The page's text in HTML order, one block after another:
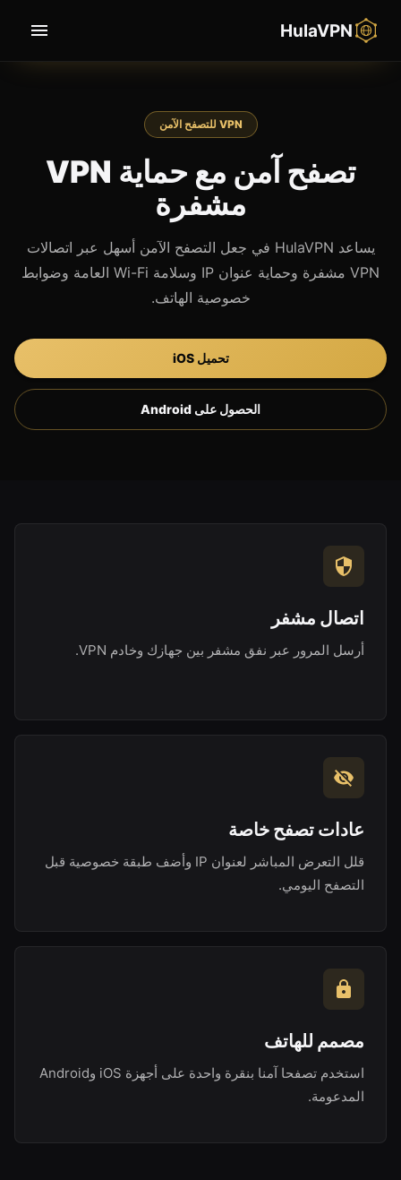
HulaVPN
VPN للتصفح الآمن
تصفح آمن مع حماية VPN
مشفرة
يساعد HulaVPN في جعل التصفح الآمن أسهل عبر اتصالات
VPN مشفرة وحماية عنوان IP وسلامة Wi-Fi العامة وضوابط
خصوصية الهاتف.
تحميل iOS
الحصول على Android
اتصال مشفر
أرسل المرور عبر نفق مشفر بين جهازك وخادم VPN.
عادات تصفح خاصة
قلل التعرض المباشر لعنوان IP وأضف طبقة خصوصية قبل
التصفح اليومي.
مصمم للهاتف
استخدم تصفحا آمنا بنقرة واحدة على أجهزة iOS وAndroid
المدعومة.